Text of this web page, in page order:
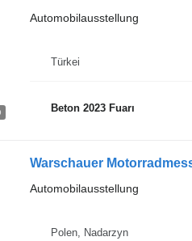
Automobilausstellung
Türkei
Beton 2023 Fuarı
Warschauer
Automobilausstellung
Polen, Nadarzyn